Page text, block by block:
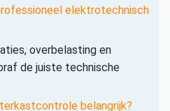
elektrotechnisch
overbelasting en
de juiste technische
belangrijk?